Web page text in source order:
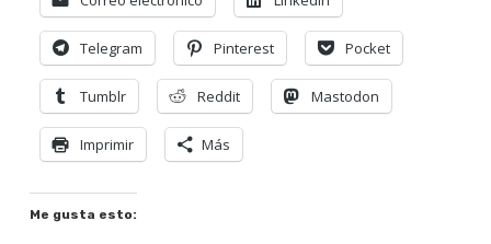
Telegram Pinterest Pocket
Tumblr Reddit Mastodon
Imprimir Más
Me gusta esto: